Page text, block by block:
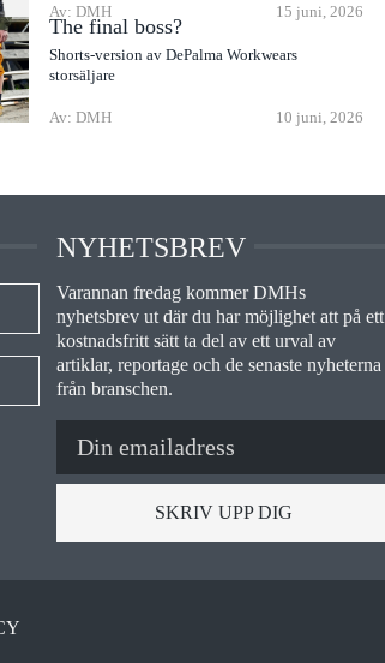
Av: DMH 15 juni, 2026
The final boss?
Shorts-version av DePalma Workwears
storsäljare
Av: DMH 10 juni, 2026
NYHETSBREV
Varannan fredag kommer DMHs
nyhetsbrev ut där du har möjlighet att på ett
kostnadsfritt sätt ta del av ett urval av
artiklar, reportage och de senaste nyheterna
från branschen.
SKRIV UPP DIG